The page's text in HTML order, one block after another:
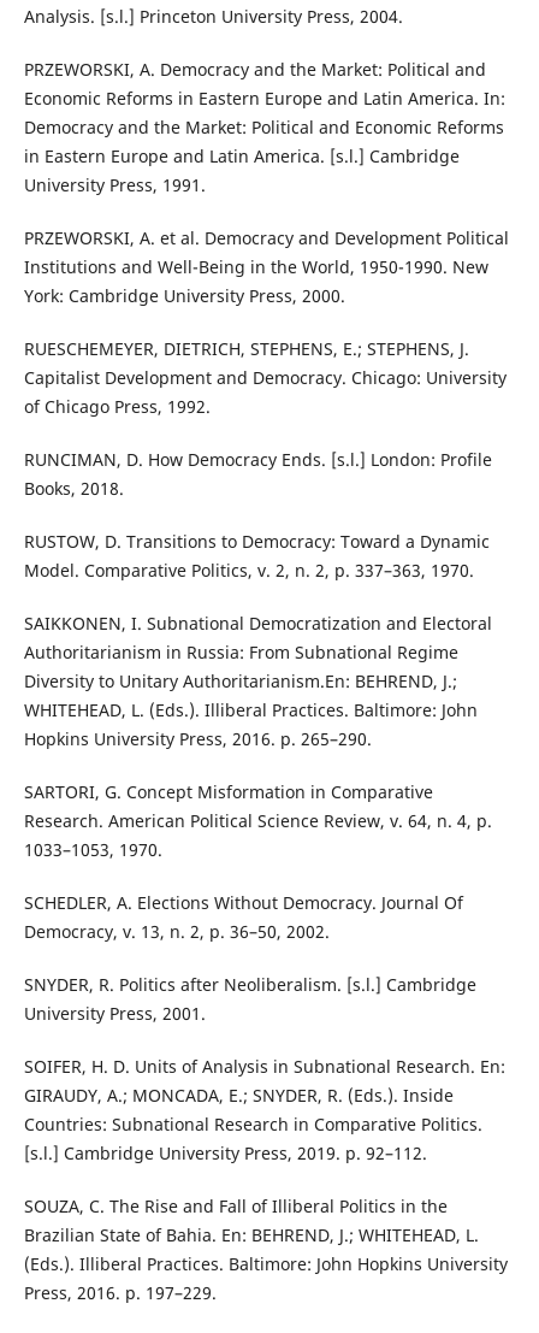
Analysis. [s.l.] Princeton University Press, 2004.
PRZEWORSKI, A. Democracy and the Market: Political and
Economic Reforms in Eastern Europe and Latin America. In:
Democracy and the Market: Political and Economic Reforms
in Eastern Europe and Latin America. [s.l.] Cambridge
University Press, 1991.
PRZEWORSKI, A. et al. Democracy and Development Political
Institutions and Well-Being in the World, 1950-1990. New
York: Cambridge University Press, 2000.
RUESCHEMEYER, DIETRICH, STEPHENS, E.; STEPHENS, J.
Capitalist Development and Democracy. Chicago: University
of Chicago Press, 1992.
RUNCIMAN, D. How Democracy Ends. [s.l.] London: Profile
Books, 2018.
RUSTOW, D. Transitions to Democracy: Toward a Dynamic
Model. Comparative Politics, v. 2, n. 2, p. 337–363, 1970.
SAIKKONEN, I. Subnational Democratization and Electoral
Authoritarianism in Russia: From Subnational Regime
Diversity to Unitary Authoritarianism.En: BEHREND, J.;
WHITEHEAD, L. (Eds.). Illiberal Practices. Baltimore: John
Hopkins University Press, 2016. p. 265–290.
SARTORI, G. Concept Misformation in Comparative
Research. American Political Science Review, v. 64, n. 4, p.
1033–1053, 1970.
SCHEDLER, A. Elections Without Democracy. Journal Of
Democracy, v. 13, n. 2, p. 36–50, 2002.
SNYDER, R. Politics after Neoliberalism. [s.l.] Cambridge
University Press, 2001.
SOIFER, H. D. Units of Analysis in Subnational Research. En:
GIRAUDY, A.; MONCADA, E.; SNYDER, R. (Eds.). Inside
Countries: Subnational Research in Comparative Politics.
[s.l.] Cambridge University Press, 2019. p. 92–112.
SOUZA, C. The Rise and Fall of Illiberal Politics in the
Brazilian State of Bahia. En: BEHREND, J.; WHITEHEAD, L.
(Eds.). Illiberal Practices. Baltimore: John Hopkins University
Press, 2016. p. 197–229.